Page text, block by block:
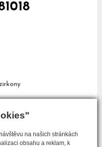
na našich stránkách
obsahu a reklam, k